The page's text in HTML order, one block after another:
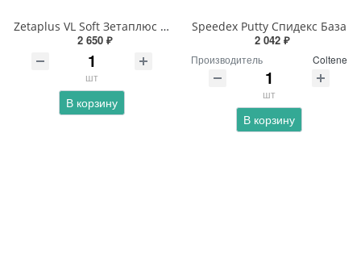
Zetaplus VL Soft Зетаплюс Набор
2 650 ₽
шт
В корзину
Speedex Putty Спидекс База
2 042 ₽
Производитель Coltene
шт
В корзину